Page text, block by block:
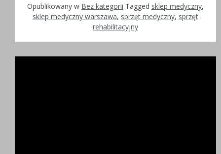
Opublikowany w Bez kategorii Tagged sklep medyczny,
sklep medyczny warszawa, sprzęt medyczny, sprzęt
rehabilitacyjny